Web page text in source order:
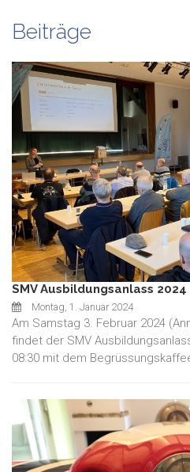
Beiträge
SMV Ausbildungsanlass 2024
Montag, 1. Januar 2024
Am Samstag 3. Februar 2024
findet der SMV
08:30 mit dem